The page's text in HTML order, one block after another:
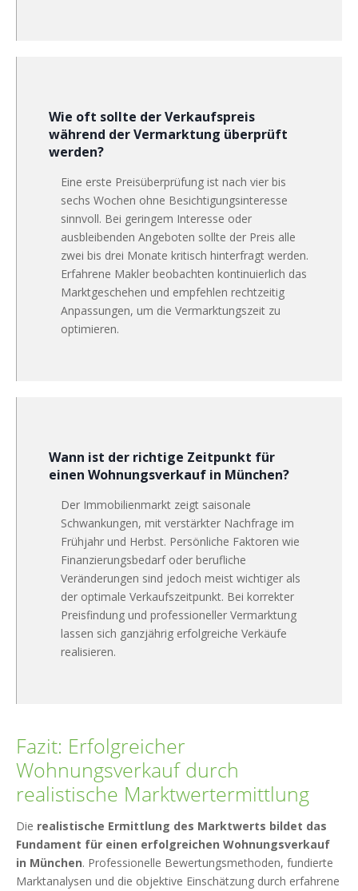
Wie oft sollte der Verkaufspreis
während der Vermarktung überprüft
werden?
Eine erste Preisüberprüfung ist nach vier bis
sechs Wochen ohne Besichtigungsinteresse
sinnvoll. Bei geringem Interesse oder
ausbleibenden Angeboten sollte der Preis alle
zwei bis drei Monate kritisch hinterfragt werden.
Erfahrene Makler beobachten kontinuierlich das
Marktgeschehen und empfehlen rechtzeitig
Anpassungen, um die Vermarktungszeit zu
optimieren.
Wann ist der richtige Zeitpunkt für
einen Wohnungsverkauf in München?
Der Immobilienmarkt zeigt saisonale
Schwankungen, mit verstärkter Nachfrage im
Frühjahr und Herbst. Persönliche Faktoren wie
Finanzierungsbedarf oder berufliche
Veränderungen sind jedoch meist wichtiger als
der optimale Verkaufszeitpunkt. Bei korrekter
Preisfindung und professioneller Vermarktung
lassen sich ganzjährig erfolgreiche Verkäufe
realisieren.
Fazit: Erfolgreicher
Wohnungsverkauf durch
realistische Marktwertermittlung
Die realistische Ermittlung des Marktwerts bildet das
Fundament für einen erfolgreichen Wohnungsverkauf
in München. Professionelle Bewertungsmethoden, fundierte
Marktanalysen und die objektive Einschätzung durch erfahrene